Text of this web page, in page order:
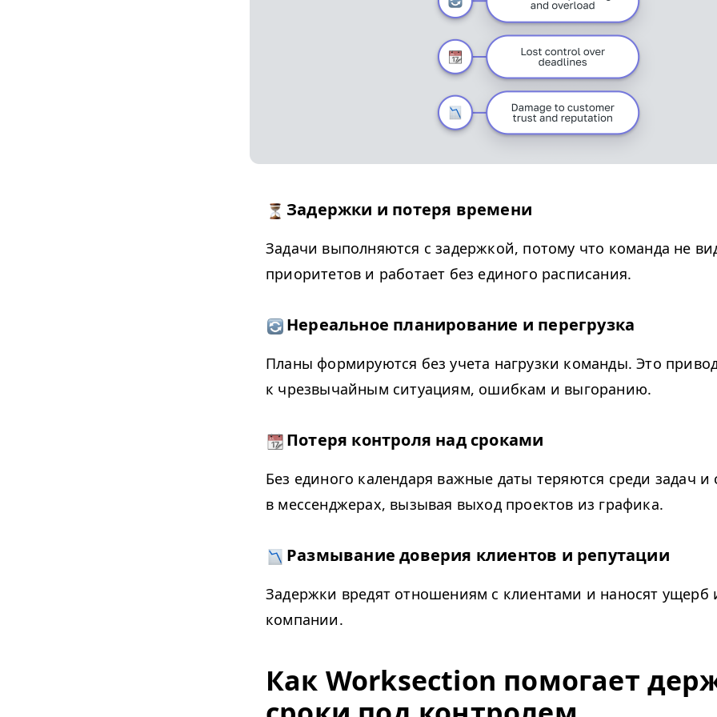
Задержки и потеря времени
Задачи выполняются с задержкой, потому что команда не
приоритетов и работает без единого расписания.
Нереальное планирование и перегрузка
Планы формируются без учета нагрузки команды. Это
к чрезвычайным ситуациям, ошибкам и выгоранию.
Потеря контроля над сроками
Без единого календаря важные даты теряются среди задач
в мессенджерах, вызывая выход проектов из графика.
Размывание доверия клиентов и репутации
Задержки вредят отношениям с клиентами и наносят ущерб
компании.
Как Work­sec­tion помогает